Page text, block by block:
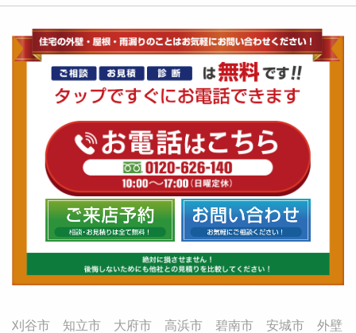
刈谷市 知立市 大府市 高浜市 碧南市 安城市 外壁